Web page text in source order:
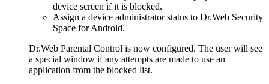
device screen if it is blocked.
Assign a device administrator status to Dr.Web Security
Space for Android.
Dr.Web Parental Control is now configured. The user will see
a special window if any attempts are made to use an
application from the blocked list.